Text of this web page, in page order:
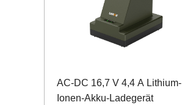
AC-DC 16,7 V 4,4 A Lithium-
Ionen-Akku-Ladegerät